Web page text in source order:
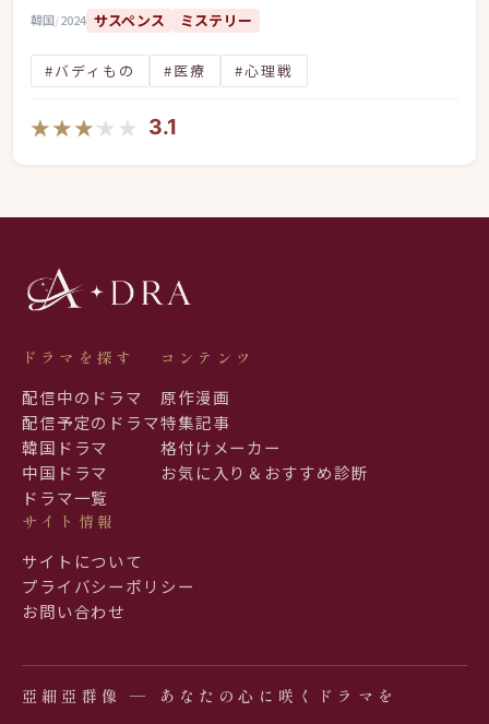
韓国/2024 サスペンス ミステリー
#バディもの #医療 #心理戦
★★★★★
★★★★★ 3.1
ドラマを探す
配信中のドラマ
配信予定のドラマ
韓国ドラマ
中国ドラマ
ドラマ一覧
コンテンツ
原作漫画
特集記事
格付けメーカー
お気に入り＆おすすめ診断
サイト情報
サイトについて
プライバシーポリシー
お問い合わせ
亞細亞群像 ─ あなたの心に咲くドラマを